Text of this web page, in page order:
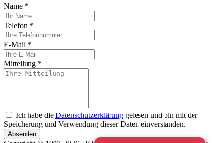
Name *
Telefon *
E-Mail *
Mitteilung *
Ich habe die Datenschutzerklärung gelesen und bin mit der
Speicherung und Verwendung dieser Daten einverstanden.
Absenden